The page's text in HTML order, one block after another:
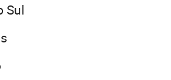
Sul